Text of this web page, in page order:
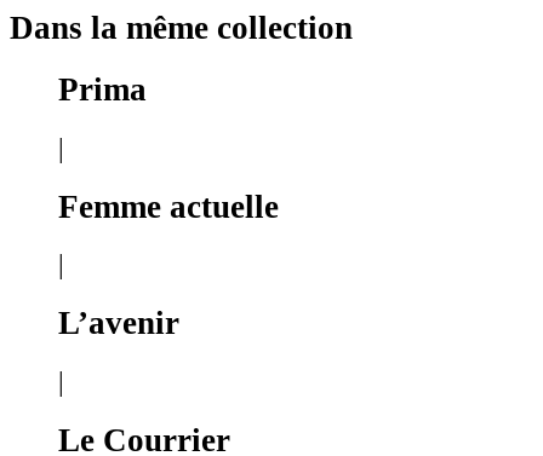
Dans la même collection
Prima
|
Femme actuelle
L’avenir
|
Le Courrier